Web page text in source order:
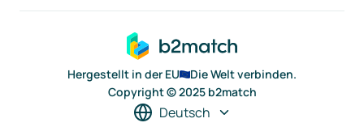
Hergestellt in der EU
Die Welt verbinden.
Copyright © 2025 b2match
Deutsch